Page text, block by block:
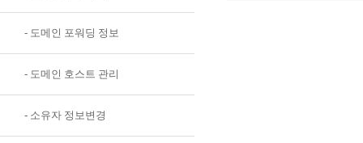
- 도메인 포워딩 정보
- 도메인 호스트 관리
- 소유자 정보변경